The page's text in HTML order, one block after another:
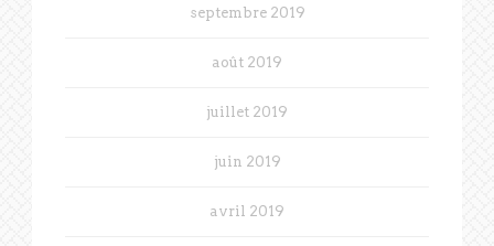
septembre 2019
août 2019
juillet 2019
juin 2019
avril 2019